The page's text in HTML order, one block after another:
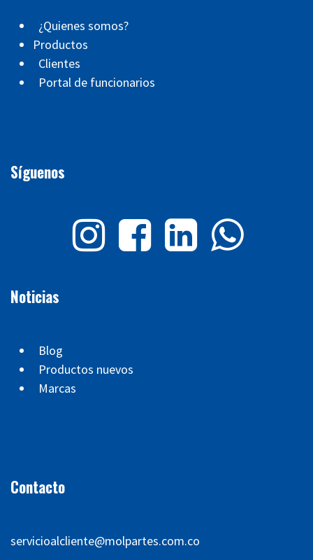
¿Quienes somos?
Productos
Clientes
Portal de funcionarios
Síguenos
Noticias
Blog
Productos nuevos
Marcas
Contacto
servicioalcliente@molpartes.com.co